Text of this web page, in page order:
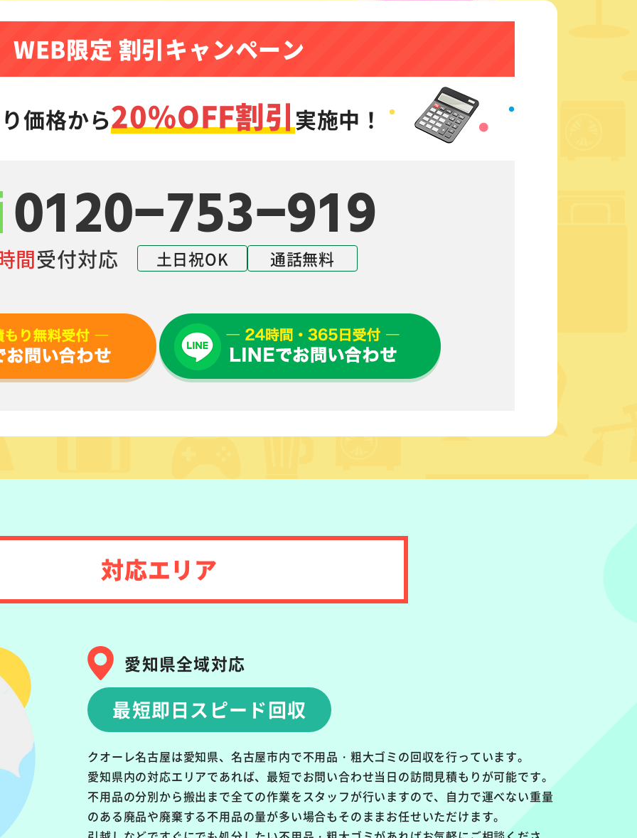
WEB限定 割引キャンペーン
価格から20%OFF割引実施中！
0120-753-919
間受付対応 土日祝OK 通話無料
対応エリア
愛知県全域対応
最短即日スピード回収
クオーレ名古屋は愛知県、名古屋市内で不用品・粗大ゴミの回収を行っています。
愛知県内の対応エリアであれば、最短でお問い合わせ当日の訪問見積もりが可能です。
不用品の分別から搬出まで全ての作業をスタッフが行いますので、自力で運べない重量
のある廃品や廃棄する不用品の量が多い場合もそのままお任せいただけます。